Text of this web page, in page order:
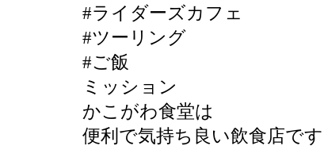
#ライダーズカフェ
#ツーリング
#ご飯
ミッション
かこがわ食堂は
便利で気持ち良い飲食店です